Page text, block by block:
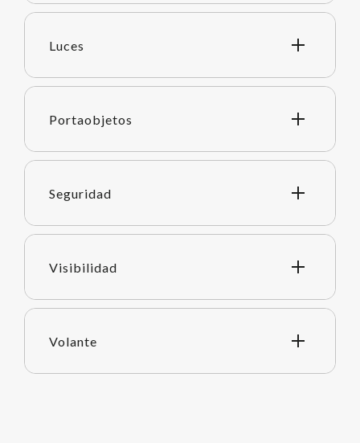
Luces
Portaobjetos
Seguridad
Visibilidad
Volante